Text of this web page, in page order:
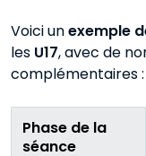
Voici unexemple
les U17, avec de
complémentaires :
Phase de la
séance